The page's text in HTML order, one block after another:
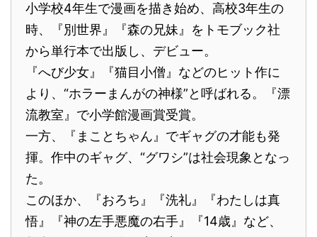
小学校4年生で漫画を描き始め、高校3年生の
時、『別世界』『森の兄妹』をトモブック社
から単行本で出版し、デビュー。
『へび少女』『猫目小僧』などのヒット作に
より、“ホラーまんがの神様”と呼ばれる。『漂
流教室』で小学館漫画賞受賞。
一方、『まことちゃん』でギャグの才能も発
揮。作中のギャグ、“グワシ”は社会現象となっ
た。
このほか、『おろち』『洗礼』『わたしは真
悟』『神の左手悪魔の右手』『14歳』など、